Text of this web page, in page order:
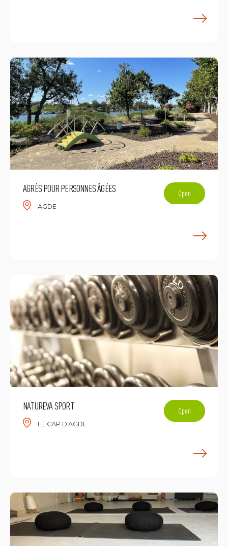
AGRÈS POUR PERSONNES ÂGÉES
AGDE
Open
NATUREVA SPORT
LE CAP D'AGDE
Open